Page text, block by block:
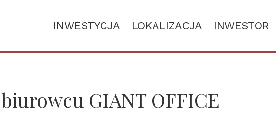
INWESTYCJA LOKALIZACJA INWESTOR
GIANT OFFICE